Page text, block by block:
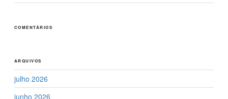
COMENTÁRIOS
ARQUIVOS
julho 2026
junho 2026